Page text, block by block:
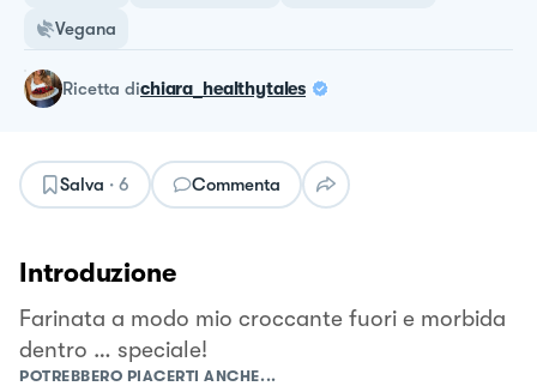
Vegana
ricetta dichiara_healthytales
Salva · 6 Commenta
Introduzione
Farinata a modo mio croccante fuori e morbida
dentro … speciale!
POTREBBERO PIACERTI ANCHE...